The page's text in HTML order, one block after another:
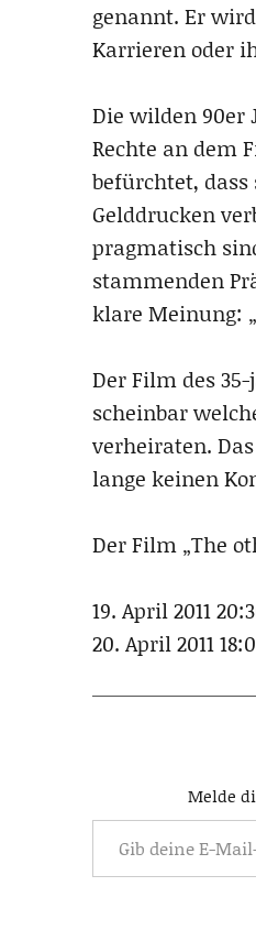
genannt. Er
Karrieren oder
Die wilden 90er
Rechte an dem
befürchtet,
Gelddrucken
pragmatisch
stammenden
klare Meinung:
Der Film des
scheinbar
verheiraten.
lange keinen
Der Film „The
19. April 2011
20. April 2011
Melde